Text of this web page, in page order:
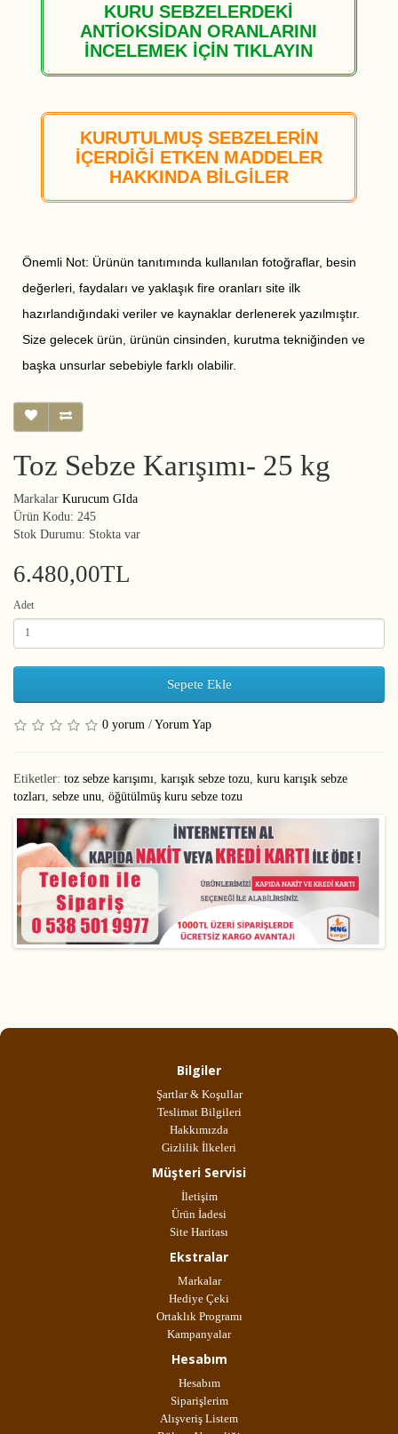
KURU SEBZELERDEKİ
ANTİOKSİDAN ORANLARINI
İNCELEMEK İÇİN TIKLAYIN
KURUTULMUŞ SEBZELERİN
İÇERDİĞİ ETKEN MADDELER
HAKKINDA BİLGİLER
Önemli Not: Ürünün tanıtımında kullanılan fotoğraflar, besin
değerleri, faydaları ve yaklaşık fire oranları site ilk
hazırlandığındaki veriler ve kaynaklar derlenerek yazılmıştır.
Size gelecek ürün, ürünün cinsinden, kurutma tekniğinden ve
başka unsurlar sebebiyle farklı olabilir.
Toz Sebze Karışımı- 25 kg
Markalar Kurucum GIda
Ürün Kodu: 245
Stok Durumu: Stokta var
6.480,00TL
Adet
Sepete Ekle
0 yorum / Yorum Yap
Etiketler: toz sebze karışımı karışık sebze tozu kuru karışık sebze
tozları sebze unu öğütülmüş kuru sebze tozu
Bilgiler
Şartlar & Koşullar
Teslimat Bilgileri
Hakkımızda
Gizlilik İlkeleri
Müşteri Servisi
İletişim
Ürün İadesi
Site Haritası
Ekstralar
Markalar
Hediye Çeki
Ortaklık Programı
Kampanyalar
Hesabım
Hesabım
Siparişlerim
Alışveriş Listem